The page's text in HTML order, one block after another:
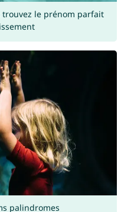
trouvez le prénom parfait
palindromes